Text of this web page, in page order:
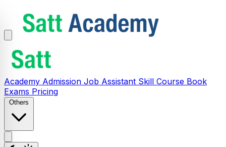
Academy Admission Job Assistant Skill Course Book
Exams Pricing
Others